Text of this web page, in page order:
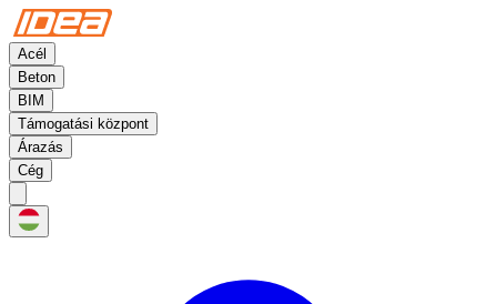
Acél
Beton
BIM
Támogatási központ
Árazás
Cég